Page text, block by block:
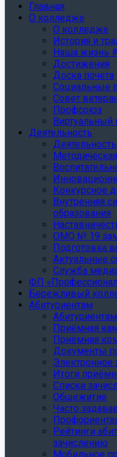
Главная
О колледже
О колледже
История и
Наша жизнь
Достижения
Доска почета
Социальные
Совет
Профсоюз
Виртуальный
Деятельность
Деятельность
Конкурсное
Внутренняя
образования
ОМО № 19
Подготовка
Актуальные
Служба
ФП
Бережливый
Абитуриентам
Абитуриентам
Приёмная
Приёмная
Документы
Электронное
Итоги
Списки
Общежитие
Часто
Рейтинги
зачислению
Мобильное